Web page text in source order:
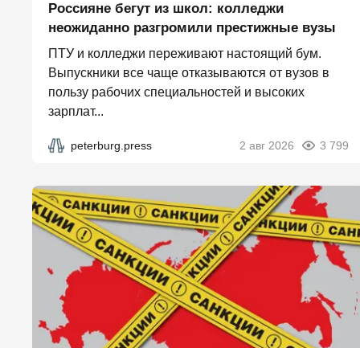
Россияне бегут из школ: колледжи
неожиданно разгромили престижные вузы
ПТУ и колледжи переживают настоящий бум.
Выпускники все чаще отказываются от вузов в
пользу рабочих специальностей и высоких
зарплат...
peterburg.press 2 авг 2026 3 799